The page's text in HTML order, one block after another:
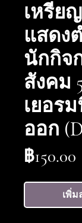
เหรีย
แสดง
นักกิจ
สังคม
เยอร
ออก
฿150.00
เพิ่ม